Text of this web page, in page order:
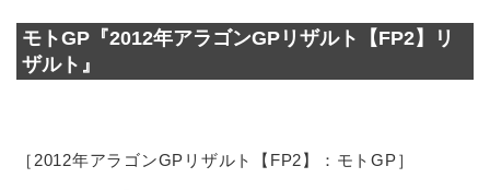
モトGP『2012年アラゴンGPリザルト【FP2】リ
ザルト』
［2012年アラゴンGPリザルト【FP2】：モトGP］